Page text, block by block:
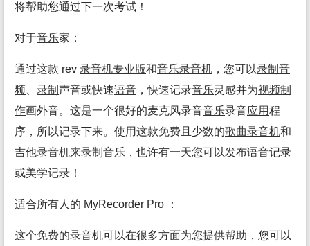
将帮助您通过下一次考试！
对于音乐家：
通过这款 rev 录音机专业版和音乐录音机 ，您可以录制 音
频
录制 声音或快速语音 ，快速记录音乐灵感并为视频制
作画外音。这是一个很好的麦克风录音音乐录音应用程
序，所以记录下来。使用这款免费且少数的歌曲录音机和
吉他录音机来录制 音乐 ，也许有一天您可以发布语音记录
或美学记录！
适合所有人的 MyRecorder Pro ：
这个免费的录音机可以在很多方面为您提供帮助，您可以